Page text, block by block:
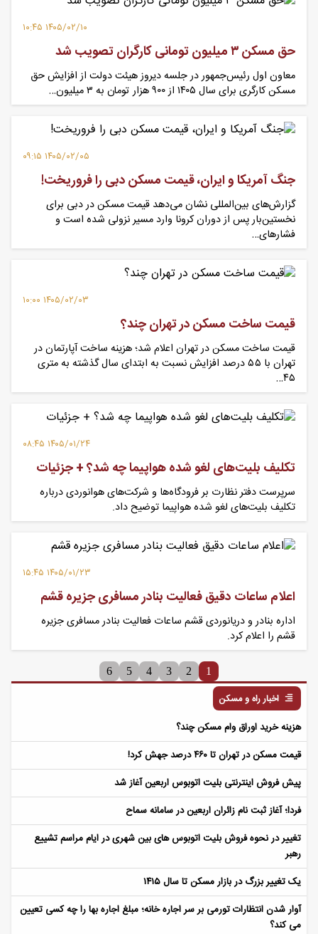
۱۴۰۵/۰۲/۱۰ ۱۰:۴۵
حق مسکن ۳ میلیون تومانی کارگران تصویب شد
معاون اول رئیس‌جمهور در جلسه دیروز هیئت دولت از افزایش حق
مسکن کارگری برای سال ۱۴۰۵ از ۹۰۰ هزار تومان به ۳ میلیون…
۱۴۰۵/۰۲/۰۵ ۰۹:۱۵
جنگ آمریکا و ایران، قیمت مسکن دبی را فروریخت!
گزارش‌های بین‌المللی نشان می‌دهد قیمت مسکن در دبی برای
نخستین‌بار پس از دوران کرونا وارد مسیر نزولی شده است و
فشارهای…
۱۴۰۵/۰۲/۰۳ ۱۰:۰۰
قیمت ساخت مسکن در تهران چند؟
قیمت ساخت مسکن در تهران اعلام شد؛ هزینه ساخت آپارتمان در
تهران با ۵۵ درصد افزایش نسبت به ابتدای سال گذشته به متری
۴۵…
۱۴۰۵/۰۱/۲۴ ۰۸:۴۵
تکلیف بلیت‌های لغو شده هواپیما چه شد؟ + جزئیات
سرپرست دفتر نظارت بر فرودگاه‌ها و شرکت‌های هوانوردی درباره
تکلیف بلیت‌های لغو شده هواپیما توضیح داد.
۱۴۰۵/۰۱/۲۳ ۱۵:۴۵
اعلام ساعات دقیق فعالیت بنادر مسافری جزیره قشم
اداره بنادر و دریانوردی قشم ساعات فعالیت بنادر مسافری جزیره
قشم را اعلام کرد.
1
2
3
4
5
6
اخبار راه و مسکن
هزینه خرید اوراق وام مسکن چند؟
قیمت مسکن در تهران تا ۴۶۰ درصد جهش کرد!
پیش فروش اینترنتی بلیت اتوبوس اربعین آغاز شد
فردا؛ آغاز ثبت نام زائران اربعین در سامانه سماح
تغییر در نحوه فروش بلیت اتوبوس های بین شهری در ایام مراسم تشییع
رهبر
یک تغییر بزرگ در بازار مسکن تا سال ۱۴۱۵
آوار شدن انتظارات تورمی بر سر اجاره خانه؛ مبلغ اجاره بها را چه کسی تعیین
می کند؟